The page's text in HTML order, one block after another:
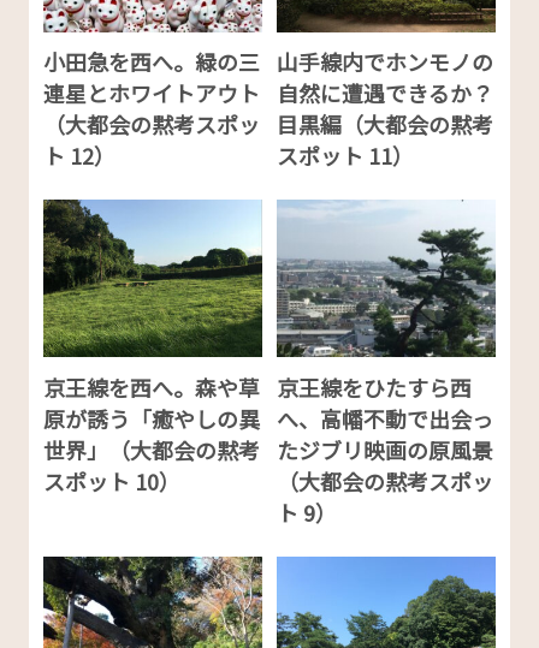
小田急を西へ。緑の三
連星とホワイトアウト
（大都会の黙考スポッ
ト 12）
山手線内でホンモノの
自然に遭遇できるか？
目黒編（大都会の黙考
スポット 11）
京王線を西へ。森や草
原が誘う「癒やしの異
世界」（大都会の黙考
スポット 10）
京王線をひたすら西
へ、高幡不動で出会っ
たジブリ映画の原風景
（大都会の黙考スポッ
ト 9）